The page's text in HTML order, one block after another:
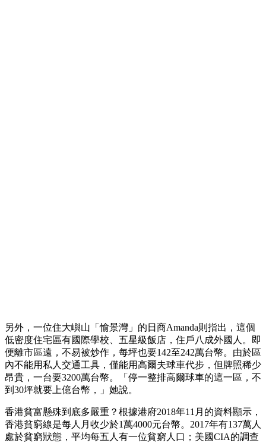
另外，一位住大嶼山「愉景灣」的日商Amanda則指出，這個
低密度住宅區有國際學校、五星級飯店，住戶八成外國人。即
便離市區遠，不易被炒作，每坪也要142至242萬台幣。由於區
內不能用私人交通工具，僅能用高爾夫球車代步，但牌照稀少
昂貴，一台要3200萬台幣。「停一整排高爾球車的這一區，不
到30坪就要上億台幣，」她說。
香港貧富懸殊到底多嚴重？根據港府2018年11月的資料顯示，
香港貧窮線是每人月收少於1萬4000元台幣。2017年有137萬人
處於貧窮狀態，平均每五人有一位貧窮人口；美國CIA的調查